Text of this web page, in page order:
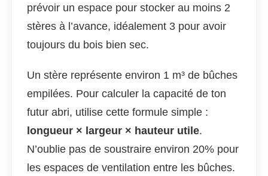
prévoir un espace pour stocker au moins 2
stères à l’avance, idéalement 3 pour avoir
toujours du bois bien sec.
Un stère représente environ 1 m³ de bûches
empilées. Pour calculer la capacité de ton
futur abri, utilise cette formule simple :
longueur × largeur × hauteur utile.
N’oublie pas de soustraire environ 20% pour
les espaces de ventilation entre les bûches.